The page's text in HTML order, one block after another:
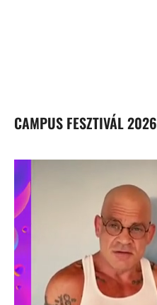
CAMPUS FESZTIVÁL 2026